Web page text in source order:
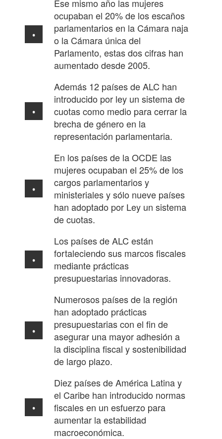
Ese mismo año las mujeres
ocupaban el 20% de los escaños
parlamentarios en la Cámara naja
o la Cámara única del
Parlamento, estas dos cifras han
aumentado desde 2005.
Además 12 países de ALC han
introducido por ley un sistema de
cuotas como medio para cerrar la
brecha de género en la
representación parlamentaria.
En los países de la OCDE las
mujeres ocupaban el 25% de los
cargos parlamentarios y
ministeriales y sólo nueve países
han adoptado por Ley un sistema
de cuotas.
Los países de ALC están
fortaleciendo sus marcos fiscales
mediante prácticas
presupuestarias innovadoras.
Numerosos países de la región
han adoptado prácticas
presupuestarias con el fin de
asegurar una mayor adhesión a
la disciplina fiscal y sostenibilidad
de largo plazo.
Diez países de América Latina y
el Caribe han introducido normas
fiscales en un esfuerzo para
aumentar la estabilidad
macroeconómica.